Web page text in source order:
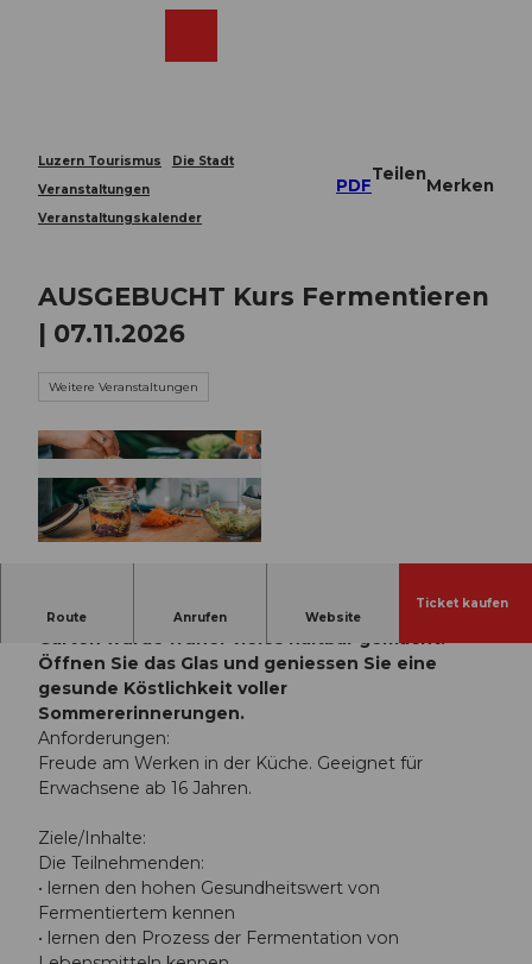
Luzern Tourismus
Die Stadt
Veranstaltungen
Veranstaltungskalender
PDF
Teilen
Merken
AUSGEBUCHT Kurs Fermentieren
| 07.11.2026
Weitere Veranstaltungen
Route Anrufen Website
Ticket kaufen
Das Entlebuch ist kein Kabisland, doch aus den
Gärten wurde früher vieles haltbar gemacht.
Öffnen Sie das Glas und geniessen Sie eine
gesunde Köstlichkeit voller
Sommererinnerungen.
Anforderungen:
Freude am Werken in der Küche. Geeignet für
Erwachsene ab 16 Jahren.
Ziele/Inhalte:
Die Teilnehmenden:
• lernen den hohen Gesundheitswert von
Fermentiertem kennen
• lernen den Prozess der Fermentation von